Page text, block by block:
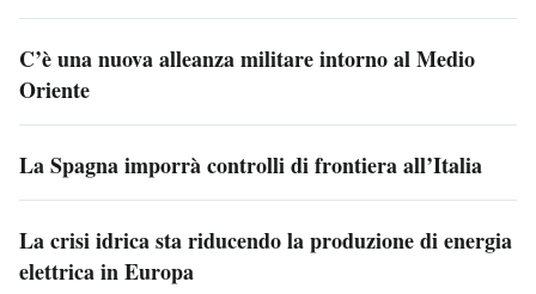
C’è una nuova alleanza militare intorno al Medio
Oriente
La Spagna imporrà controlli di frontiera all’Italia
La crisi idrica sta riducendo la produzione di energia
elettrica in Europa